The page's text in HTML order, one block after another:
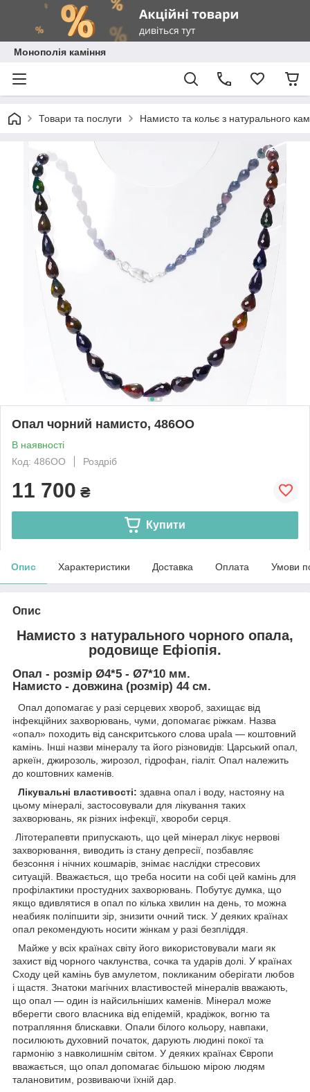
Монополія каміння
Товари та послуги Намисто та кольє з натурального
Опал чорний намисто, 486ОО
В наявності
Код: 486ОО
Роздріб
11 700 ₴
Купити
Опис Характеристики Доставка Оплата Умови
Опис
Намисто з натурального чорного опала,
родовище Ефіопія.
Опал - розмір Ø4*5 - Ø7*10 мм.
Намисто - довжина (розмір) 44 см.
Опал допомагає у разі серцевих хвороб, захищає від
інфекційних захворювань, чуми, допомагає ріжкам. Назва
«опал» походить від санскритського слова upala — коштовний
камінь. Інші назви мінералу та його різновидів: Царський опал,
аркеїн, джирозоль, жирозол, гідрофан, гіаліт. Опал належить
до коштовних каменів.
Лікувальні властивості: здавна опал і воду, настояну на
цьому мінералі, застосовували для лікування таких
захворювань, як різних інфекції, хвороби серця.
Літотерапевти припускають, що цей мінерал лікує нервові
захворювання, виводить із стану депресії, позбавляє
безсоння і нічних кошмарів, знімає наслідки стресових
ситуацій. Вважається, що треба носити на собі цей камінь для
профілактики простудних захворювань. Побутує думка, що
якщо вдивлятися в опал по кілька хвилин на день, то можна
неабияк поліпшити зір, знизити очний тиск. У деяких країнах
опал рекомендують носити жінкам у разі безпліддя.
Майже у всіх країнах світу його використовували маги як
захист від чорного чаклунства, сочка та ударів долі. У країнах
Сходу цей камінь був амулетом, покликаним оберігати любов
і щастя. Знатоки магічних властивостей мінералів вважають,
що опал — один із найсильніших каменів. Мінерал може
вберегти свого власника від епідемій, крадіжок, вогню та
потрапляння блискавки. Опали білого кольору, навпаки,
посилюють духовний початок, дарують людині покої та
гармонію з навколишнім світом. У деяких країнах Європи
вважається, що опал допомагає більшою мірою людям
талановитим, розвиваючи їхній дар.